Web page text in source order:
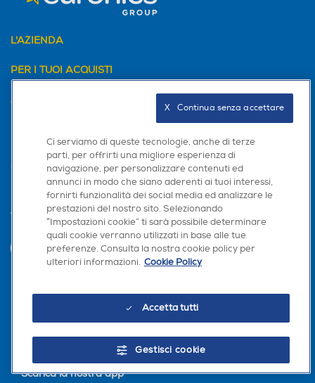
L'AZIENDA
PER I TUOI ACQUISTI
AREA CLIENTI
Trova negozio
INVIA
Scarica la nostra app
Ci serviamo di queste tecnologie, anche di terze
parti, per offrirti una migliore esperienza di
navigazione, per personalizzare contenuti ed
annunci in modo che siano aderenti ai tuoi interessi,
fornirti funzionalità dei social media ed analizzare le
prestazioni del nostro sito. Selezionando
“Impostazioni cookie” ti sarà possibile determinare
quali cookie verranno utilizzati in base alle tue
preferenze. Consulta la nostra cookie policy per
ulteriori informazioni. Cookie Policy
Accetta tutti
Gestisci cookie
X   Continua senza accettare